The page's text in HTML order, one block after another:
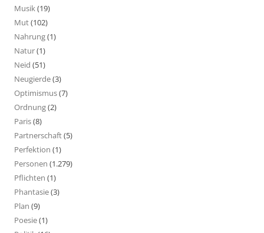
Musik(19)
Mut(102)
Nahrung(1)
Natur(1)
Neid (51)
Neugierde(3)
Optimismus(7)
Ordnung(2)
Paris(8)
Partnerschaft(5)
Perfektion (1)
Personen (1.279)
Pflichten (1)
Phantasie(3)
Plan (9)
Poesie(1)